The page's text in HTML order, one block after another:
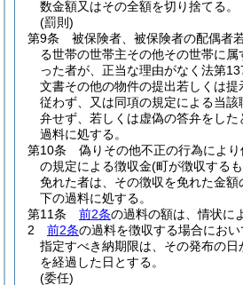
数金額又はその全額を切り捨てる。
(罰則)
第9条
被保険者、被保険者の配偶者
る世帯の世帯主その他その世帯に
った者が、正当な理由がなく法第
文書その他の物件の提出若しくは提
従わず、又は同項の規定による当
弁せず、若しくは虚偽の答弁をし
過料に処する。
第10条
偽りその他不正の行為によ
の規定による徴収金(町が徴収する
免れた者は、その徴収を免れた金額
下の過料に処する。
第11条
前2条の過料の額は、情状に
2
前2条の過料を徴収する場合にお
指定すべき納期限は、その発布の
を経過した日とする。
(委任)